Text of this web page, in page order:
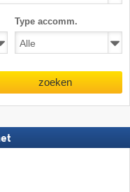
Type accomm.
zoeken